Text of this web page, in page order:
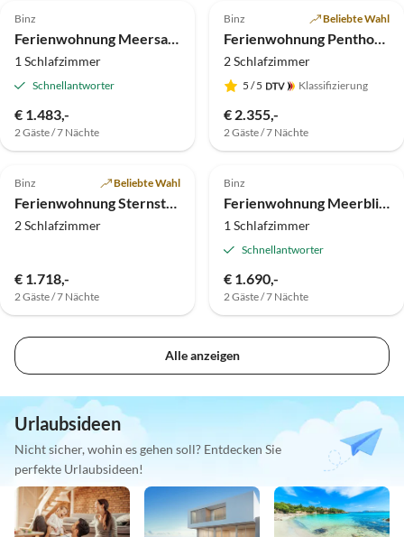
Binz
Ferienwohnung Meersalz - Villa Helene
1 Schlafzimmer
Schnellantworter
€ 1.483,-
2 Gäste / 7 Nächte
Binz Beliebte Wahl
Ferienwohnung Penthouse - Villa Freia
2 Schlafzimmer
5 / 5 Klassifizierung
€ 2.355,-
2 Gäste / 7 Nächte
Top-Inserat
4.5 (3)
Binz Beliebte Wahl
Ferienwohnung Sternstunde - Villa Seestern
2 Schlafzimmer
€ 1.718,-
2 Gäste / 7 Nächte
Top-Inserat
5.0 (3)
Binz
Ferienwohnung Meerblick - Villa Freia
1 Schlafzimmer
Schnellantworter
€ 1.690,-
2 Gäste / 7 Nächte
Alle anzeigen
Urlaubsideen
Nicht sicher, wohin es gehen soll? Entdecken Sie
perfekte Urlaubsideen!